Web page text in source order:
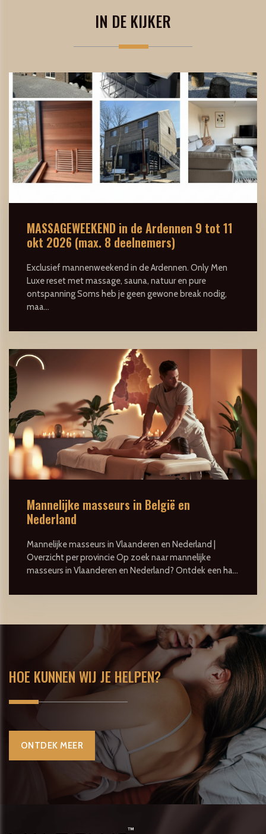
IN DE KIJKER
MASSAGEWEEKEND in de Ardennen 9 tot 11
okt 2026 (max. 8 deelnemers)
Exclusief mannenweekend in de Ardennen. Only Men
Luxe reset met massage, sauna, natuur en pure
ontspanning Soms heb je geen gewone break nodig,
maa...
Mannelijke masseurs in België en
Nederland
Mannelijke masseurs in Vlaanderen en Nederland |
Overzicht per provincie Op zoek naar mannelijke
masseurs in Vlaanderen en Nederland? Ontdek een ha...
HOE KUNNEN WIJ JE HELPEN?
ONTDEK MEER